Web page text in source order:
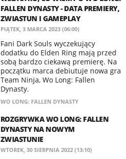
FALLEN DYNASTY - DATA PREMIERY,
ZWIASTUN I GAMEPLAY
PIĄTEK, 3 MARCA 2023 (06:00)
​Fani Dark Souls wyczekujący
dodatku do Elden Ring mają przed
sobą bardzo ciekawą premierę. Na
początku marca debiutuje nowa gra
Team Ninja, Wo Long: Fallen
Dynasty.
WO LONG: FALLEN DYNASTY
ROZGRYWKA WO LONG: FALLEN
DYNASTY NA NOWYM
ZWIASTUNIE
WTOREK, 30 SIERPNIA 2022 (13:10)